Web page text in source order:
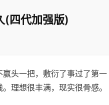
(四代加强版)
头一把，敷衍了事过了第一
理想很丰满，现实很骨感。